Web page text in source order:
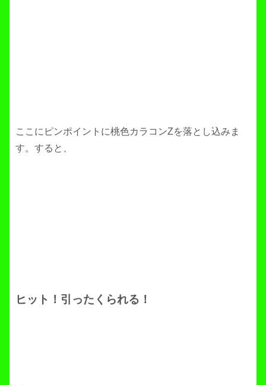
ここにピンポイントに桃色カラコンZを落とし込みま
す。すると、
ヒット！引ったくられる！